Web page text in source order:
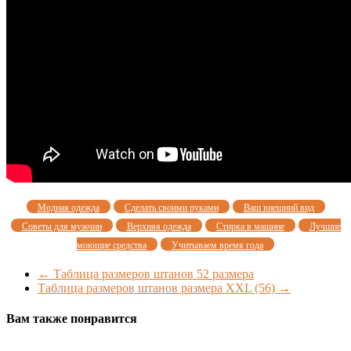
Модная одежда Сделать своими руками
Ваш внешний вид
Советы для мужчин
Верхняя одежда Стирка в машине
Лучшие
моющие средства
Учитываем время года
← Таблица размеров штанов 52 размера
Таблица размеров штанов размера XXL (56) →
Вам также понравится